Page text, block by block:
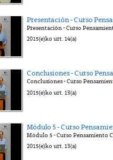
2015(e)ko urt. 14(a)
2015(e)ko urt. 13(a)
2015(e)ko urt. 13(a)